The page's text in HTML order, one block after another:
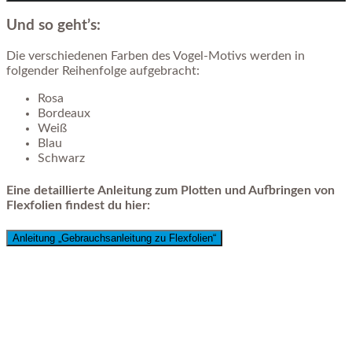
Und so geht’s:
Die verschiedenen Farben des Vogel-Motivs werden in
folgender Reihenfolge aufgebracht:
Rosa
Bordeaux
Weiß
Blau
Schwarz
Eine detaillierte Anleitung zum Plotten und Aufbringen von
Flexfolien findest du hier:
Anleitung „Gebrauchsanleitung zu Flexfolien“